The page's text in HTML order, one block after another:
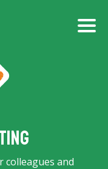
colleagues and